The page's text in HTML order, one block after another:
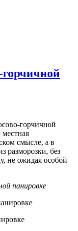
горчичной
смысле, а в
разморозки, без
не ожидая особой
панировке